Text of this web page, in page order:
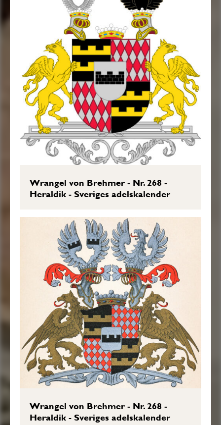
Wrangel von Brehmer - Nr. 268 -
Heraldik - Sveriges adelskalender
Wrangel von Brehmer - Nr. 268 -
Heraldik - Sveriges adelskalender